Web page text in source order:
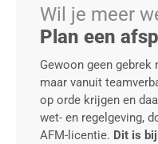
Wil je meer
Plan een
Gewoon geen gebrek
maar vanuit
op orde krijgen en
wet- en regelgeving,
AFM-licentie. Dit is